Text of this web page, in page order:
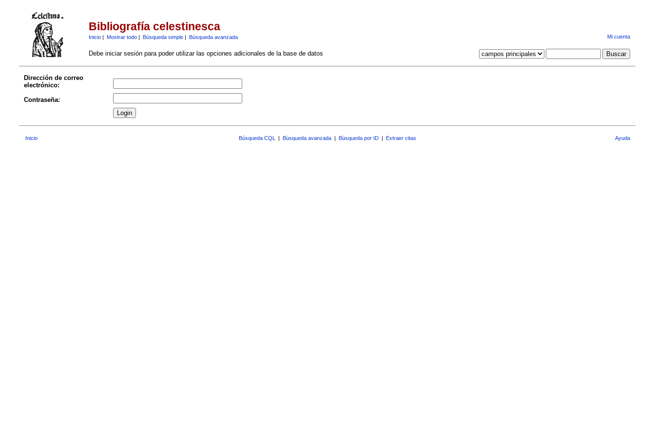
Bibliografía celestinesca
Inicio| Mostrar todo| Búsqueda simple| Búsqueda avanzada Mi cuenta
Debe iniciar sesión para poder utilizar las opciones adicionales de la base de datos
Dirección de correo
electrónico:
Contraseña:
Inicio Búsqueda CQL | Búsqueda avanzada | Búsqueda por ID | Extraer citas Ayuda